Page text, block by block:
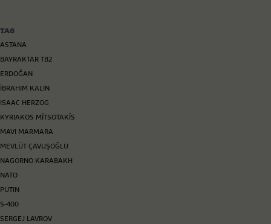
TAG
ASTANA
BAYRAKTAR TB2
ERDOĞAN
İBRAHIM KALIN
ISAAC HERZOG
KYRIAKOS MĪTSOTAKĪS
MAVI MARMARA
MEVLÜT ÇAVUŞOĞLU
NAGORNO KARABAKH
NATO
PUTIN
S-400
SERGEJ LAVROV